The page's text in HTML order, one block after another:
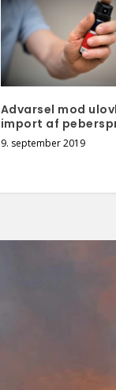
Advarsel mod
import af
9. september 2019